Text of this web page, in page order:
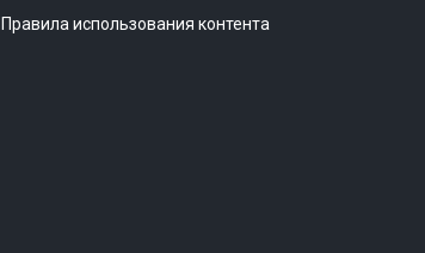
Правила использования контента